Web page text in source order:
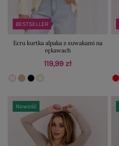
BESTSELLER
Ecru kurtka alpaka z suwakami na
rękawach
119,99 zł
Nowość